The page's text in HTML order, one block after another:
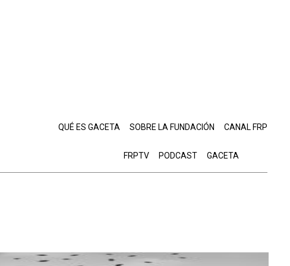
QUÉ ES GACETA SOBRE LA FUNDACIÓN CANAL FRP
FRPTV PODCAST GACETA